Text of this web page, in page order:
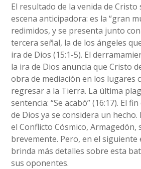
El resultado de la venida de
escena anticipadora: es la “gran
redimidos, y se presenta junto
tercera señal, la de los ángeles
ira de Dios (15:1-5). El
la ira de Dios anuncia que Cristo
obra de mediación en los lugares
regresar a la Tierra. La última
sentencia: “Se acabó” (16:17). El
de Dios ya se considera un
el Conflicto Cósmico, Armagedón,
brevemente. Pero, en el siguiente
brinda más detalles sobre esta
sus oponentes.